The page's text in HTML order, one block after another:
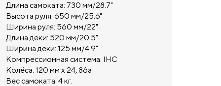
Длина самоката: 730 мм/28.7"
Высота руля: 650 мм/25.6"
Ширина руля: 560 мм/22"
Длина деки: 520 мм/20.5"
Ширина деки: 125 мм/4.9"
Компрессионная система: IHC
Колёса: 120 мм x 24, 86a
Вес самоката: 4 кг.